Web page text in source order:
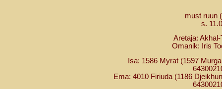
must ruun
s.
Aretaja:
Omanik: Iris
Isa: 1586 Myrat (1597
Ema: 4010 Firiuda (1186